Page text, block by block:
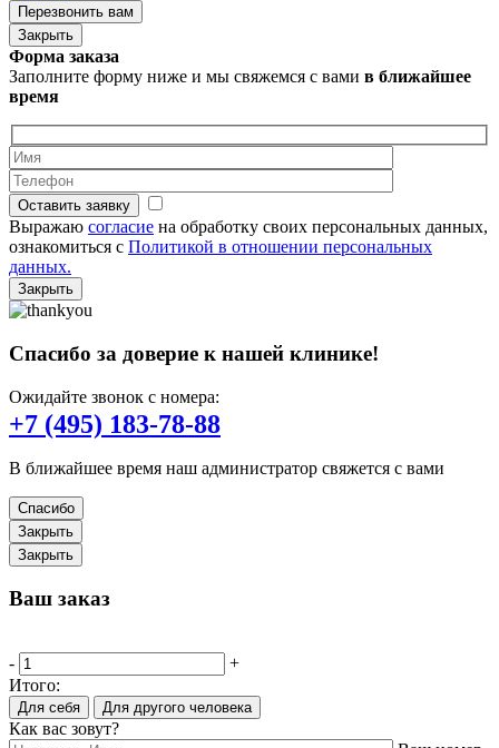
Закрыть
Форма заказа
Заполните форму ниже и мы свяжемся с вами в ближайшее
время
Оставить заявку
Выражаю согласие на обработку своих персональных данных,
ознакомиться с Политикой в отношении персональных
данных.
Закрыть
Спасибо за доверие к нашей клинике!
Ожидайте звонок с номера:
+7 (495) 183-78-88
В ближайшее время наш администратор свяжется с вами
Спасибо
Закрыть
Закрыть
Ваш заказ
-
+
Итого:
Для себя Для другого человека
Как вас зовут?